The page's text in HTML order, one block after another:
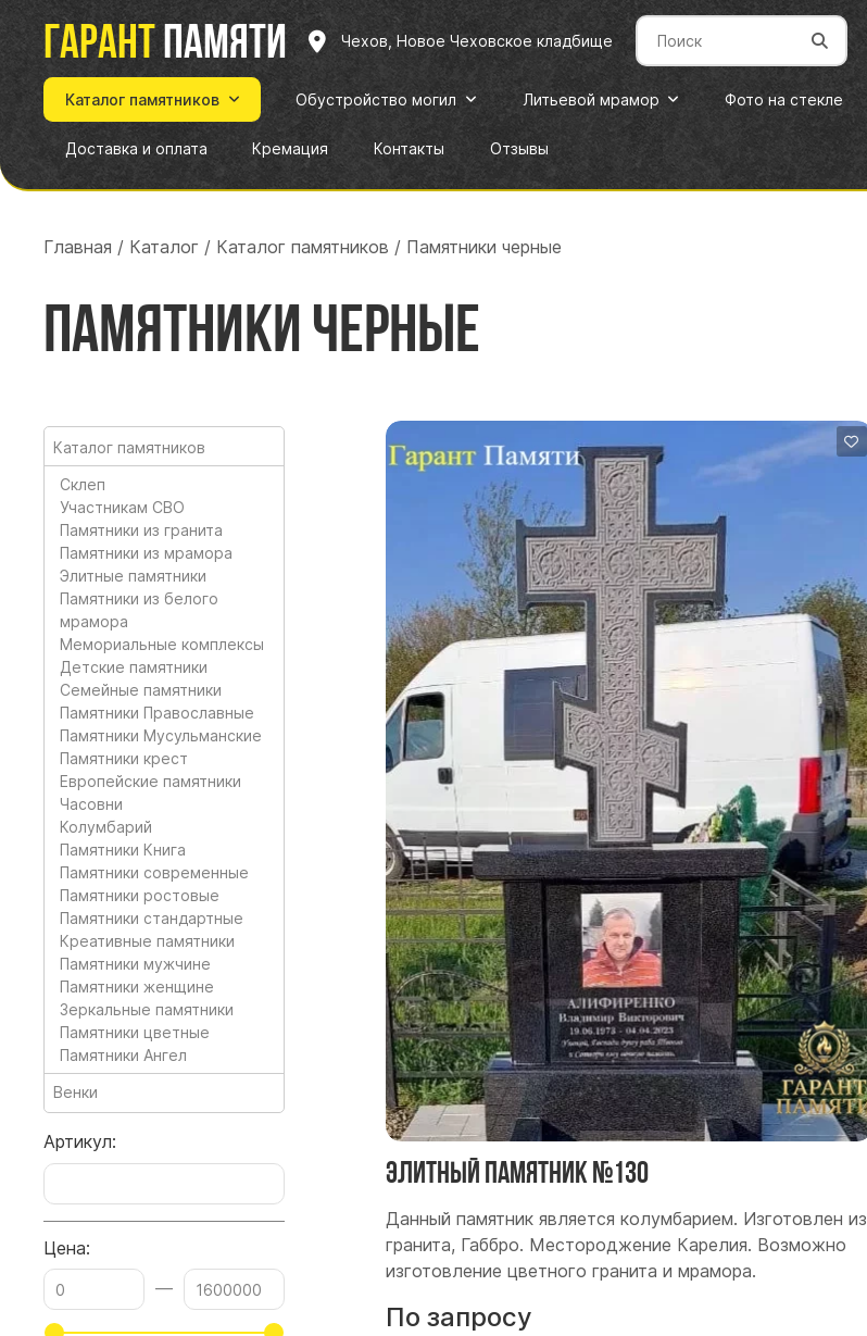
Гарантпамяти Чехов, Новое Чеховское кладбище
Каталог памятников Обустройство могил Литьевой мрамор Фото на стекле
Доставка и оплата Кремация Контакты Отзывы
Главная / Каталог / Каталог памятников / Памятники черные
Памятники черные
Элитный памятник №130
Данный памятник является колумбарием. Изготовлен из
гранита, Габбро. Местороджение Карелия. Возможно
изготовление цветного гранита и мрамора.
По запросу
Каталог памятников
Склеп
Участникам СВО
Памятники из гранита
Памятники из мрамора
Элитные памятники
Памятники из белого
мрамора
Мемориальные комплексы
Детские памятники
Семейные памятники
Памятники Православные
Памятники Мусульманские
Памятники крест
Европейские памятники
Часовни
Колумбарий
Памятники Книга
Памятники современные
Памятники ростовые
Памятники стандартные
Креативные памятники
Памятники мужчине
Памятники женщине
Зеркальные памятники
Памятники цветные
Памятники Ангел
Венки
Артикул:
Цена:
—